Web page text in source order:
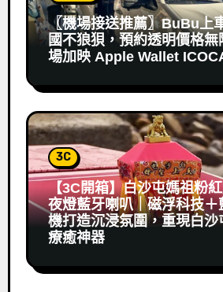
〖機場接送推薦〗BuBu上
國不狼狽，預約透明價格無
場加映 Apple Wallet
3C
【3C開箱】白沙屯媽祖粉
夜燈藍牙喇叭｜磁浮科技＋
機打造沉浸氛圍，重現白沙
療癒神器